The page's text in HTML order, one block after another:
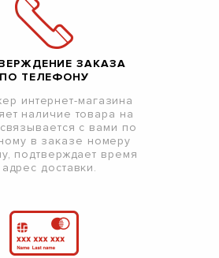
ЗАКАЗА
ПО ТЕЛЕФОНУ
интернет-магазина
наличие товара на
с вами по
в заказе номеру
подтверждает время
доставки.